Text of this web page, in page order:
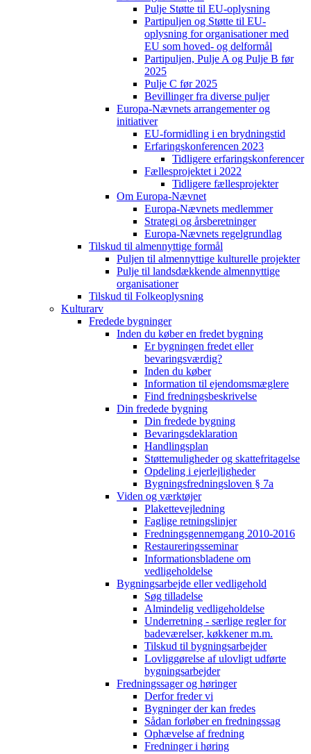
Pulje Støtte til EU-oplysning
Partipuljen og Støtte til EU-
oplysning for organisationer med
EU som hoved- og delformål
Partipuljen, Pulje A og Pulje B før
2025
Pulje C før 2025
Bevillinger fra diverse puljer
Europa-Nævnets arrangementer og
initiativer
EU-formidling i en brydningstid
Erfaringskonferencen 2023
Tidligere erfaringskonferencer
Fællesprojektet i 2022
Tidligere fællesprojekter
Om Europa-Nævnet
Europa-Nævnets medlemmer
Strategi og årsberetninger
Europa-Nævnets regelgrundlag
Tilskud til almennyttige formål
Puljen til almennyttige kulturelle projekter
Pulje til landsdækkende almennyttige
organisationer
Tilskud til Folkeoplysning
Kulturarv
Fredede bygninger
Inden du køber en fredet bygning
Er bygningen fredet eller
bevaringsværdig?
Inden du køber
Information til ejendomsmæglere
Find fredningsbeskrivelse
Din fredede bygning
Din fredede bygning
Bevaringsdeklaration
Handlingsplan
Støttemuligheder og skattefritagelse
Opdeling i ejerlejligheder
Bygningsfredningsloven § 7a
Viden og værktøjer
Plakettevejledning
Faglige retningslinjer
Fredningsgennemgang 2010-2016
Restaureringsseminar
Informationsbladene om
vedligeholdelse
Bygningsarbejde eller vedligehold
Søg tilladelse
Almindelig vedligeholdelse
Underretning - særlige regler for
badeværelser, køkkener m.m.
Tilskud til bygningsarbejder
Lovliggørelse af ulovligt udførte
bygningsarbejder
Fredningssager og høringer
Derfor freder vi
Bygninger der kan fredes
Sådan forløber en fredningssag
Ophævelse af fredning
Fredninger i høring